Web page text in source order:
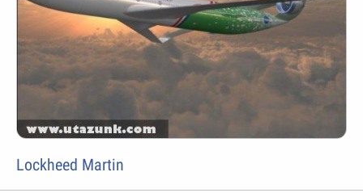
Lockheed Martin